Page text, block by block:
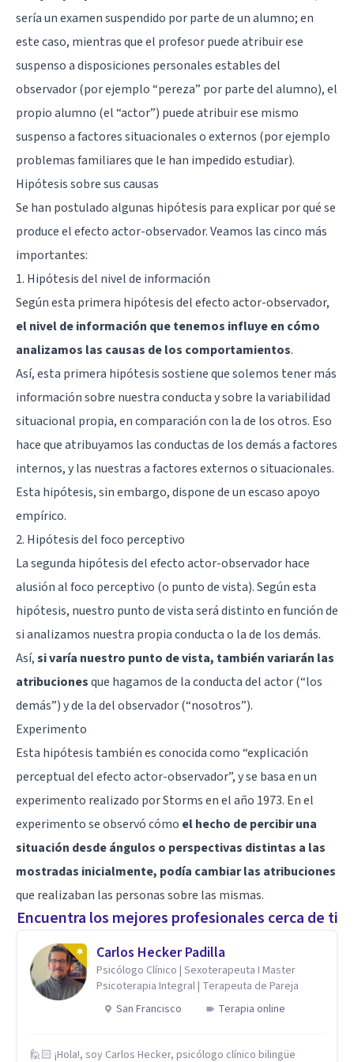
sería un examen suspendido por parte de un alumno; en
este caso, mientras que el profesor puede atribuir ese
suspenso a disposiciones personales estables del
observador (por ejemplo “pereza” por parte del alumno), el
propio alumno (el “actor”) puede atribuir ese mismo
suspenso a factores situacionales o externos (por ejemplo
problemas familiares que le han impedido estudiar).
Hipótesis sobre sus causas
Se han postulado algunas hipótesis para explicar por qué se
produce el efecto actor-observador. Veamos las cinco más
importantes:
1. Hipótesis del nivel de información
Según esta primera hipótesis del efecto actor-observador,
el nivel de información que tenemos influye en cómo
analizamos las causas de los comportamientos.
Así, esta primera hipótesis sostiene que solemos tener más
información sobre nuestra conducta y sobre la variabilidad
situacional propia, en comparación con la de los otros. Eso
hace que atribuyamos las conductas de los demás a factores
internos, y las nuestras a factores externos o situacionales.
Esta hipótesis, sin embargo, dispone de un escaso apoyo
empírico.
2. Hipótesis del foco perceptivo
La segunda hipótesis del efecto actor-observador hace
alusión al foco perceptivo (o punto de vista). Según esta
hipótesis, nuestro punto de vista será distinto en función de
si analizamos nuestra propia conducta o la de los demás.
Así,si varía nuestro punto de vista, también variarán las
atribucionesque hagamos de la conducta del actor (“los
demás”) y de la del observador (“nosotros”).
Experimento
Esta hipótesis también es conocida como “explicación
perceptual del efecto actor-observador”, y se basa en un
experimento realizado por Storms en el año 1973. En el
experimento se observó cómo el hecho de percibir una
situación desde ángulos o perspectivas distintas a las
mostradas inicialmente, podía cambiar las atribuciones
que realizaban las personas sobre las mismas.
Encuentra los mejores profesionales cerca de ti
Carlos Hecker Padilla
Psicólogo Clínico | Sexoterapeuta I Master
Psicoterapia Integral | Terapeuta de Pareja
San Francisco
Terapia online
🙋🏻 ¡Hola!, soy Carlos Hecker, psicólogo clínico bilingüe